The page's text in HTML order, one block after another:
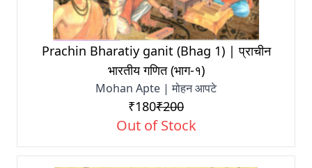
Prachin Bharatiy ganit (Bhag 1) | प्राचीन
भारतीय गणित (भाग-१)
Mohan Apte | मोहन आपटे
₹180₹200
Out of Stock